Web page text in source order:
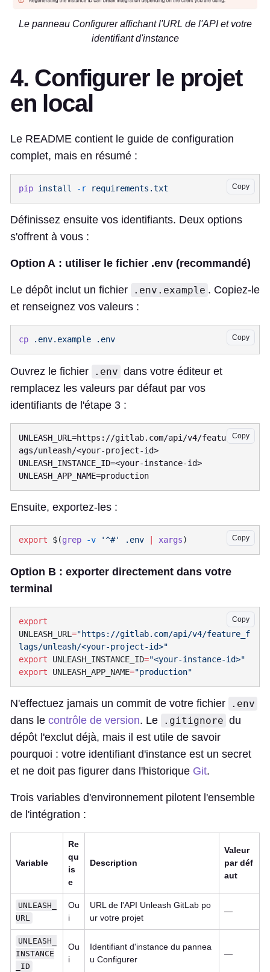
Le panneau Configurer affichant l'URL de l'API et votre
identifiant d'instance
4. Configurer le projet
en local
Le README contient le guide de configuration
complet, mais en résumé :
Copy
pip install -r
Définissez ensuite vos identifiants. Deux options
s'offrent à vous :
Option A : utiliser le fichier .env (recommandé)
Le dépôt inclut un fichier .env.example . Copiez-le
et renseignez vos valeurs :
Copy
cp .env.example
Ouvrez le fichier .env dans votre éditeur et
remplacez les valeurs par défaut par vos
identifiants de l'étape 3 :
Copy
UNLEASH_URL=https://gitlab.com/api/v4/feature_fl
ags/unleash/<your-project-id>
UNLEASH_INSTANCE_ID=<your-instance-id>
Ensuite, exportez-les :
Copy
export $(grep -v '^#' .env xargs
Option B : exporter directement dans votre
terminal
Copy
export
UNLEASH_URL ="https://gitlab.com/api/v4/feature_f
export UNLEASH_INSTANCE_ID=
export UNLEASH_APP_NAME=
N'effectuez jamais un commit de votre fichier .env
dans le contrôle de version. Le .gitignore du
dépôt l'exclut déjà, mais il est utile de savoir
pourquoi : votre identifiant d'instance est un secret
et ne doit pas figurer dans l'historique Git.
Trois variables d'environnement pilotent l'ensemble
de l'intégration :
Variable
Re
qu
is
e
Description
Valeur
par déf
aut
UNLEASH_
URL
Ou
i
URL de l'API Unleash GitLab po
ur votre projet
—
UNLEASH_
INSTANCE
_ID
Ou
i
Identifiant d'instance du pannea
u Configurer
—